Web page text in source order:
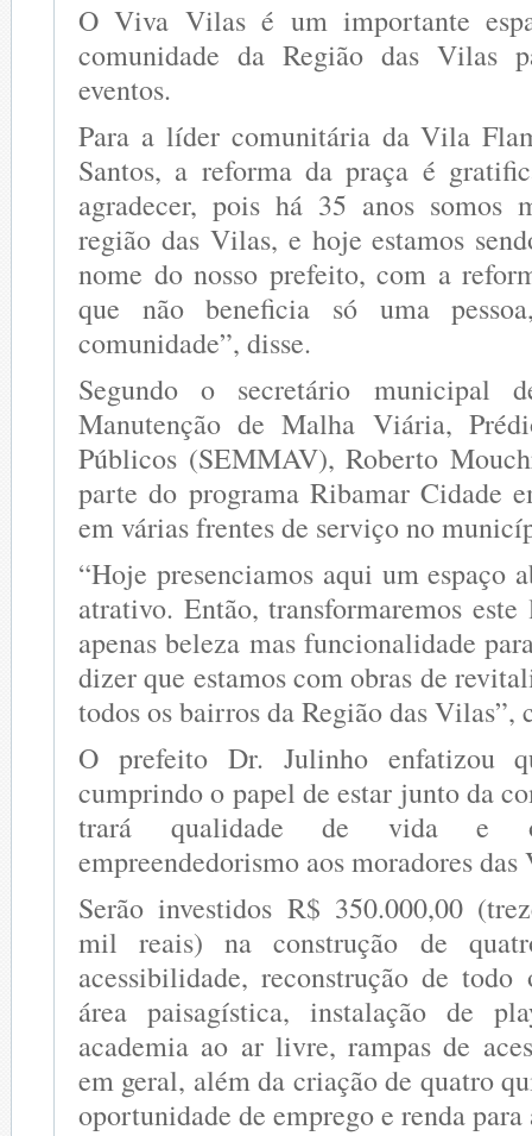
O Viva Vilas é um importante
comunidade da Região das Vilas
eventos.
Para a líder comunitária da Vila
Santos, a reforma da praça é
agradecer, pois há 35 anos somos
região das Vilas, e hoje estamos
nome do nosso prefeito, com a
que não beneficia só uma
comunidade”, disse.
Segundo o secretário municipal
Manutenção de Malha Viária,
Públicos (SEMMAV), Roberto
parte do programa Ribamar Cidade
em várias frentes de serviço no
“Hoje presenciamos aqui um espaço
atrativo. Então, transformaremos
apenas beleza mas funcionalidade
dizer que estamos com obras de
todos os bairros da Região das Vilas”,
O prefeito Dr. Julinho enfatizou
cumprindo o papel de estar junto da
trará qualidade de vida e
empreendedorismo aos moradores das
Serão investidos R$ 350.000,00
mil reais) na construção de
acessibilidade, reconstrução de
área paisagística, instalação de
academia ao ar livre, rampas de
em geral, além da criação de quatro
oportunidade de emprego e renda